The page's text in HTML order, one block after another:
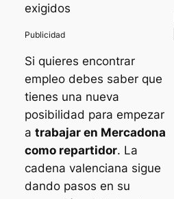
exigidos
Si quieres encontrar
empleo debes saber que
tienes una nueva
posibilidad para empezar
a trabajar en Mercadona
como repartidor. La
cadena valenciana sigue
dando pasos en su